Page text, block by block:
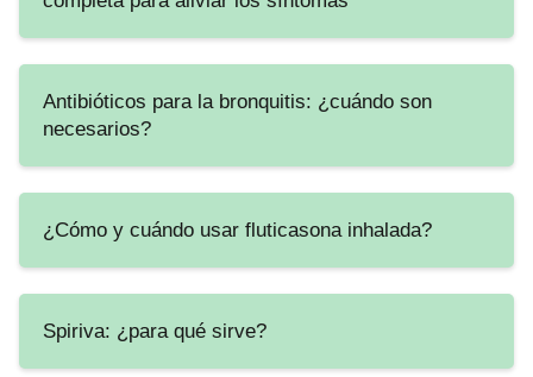
Antibióticos para la bronquitis: ¿cuándo son
necesarios?
¿Cómo y cuándo usar fluticasona inhalada?
Spiriva: ¿para qué sirve?